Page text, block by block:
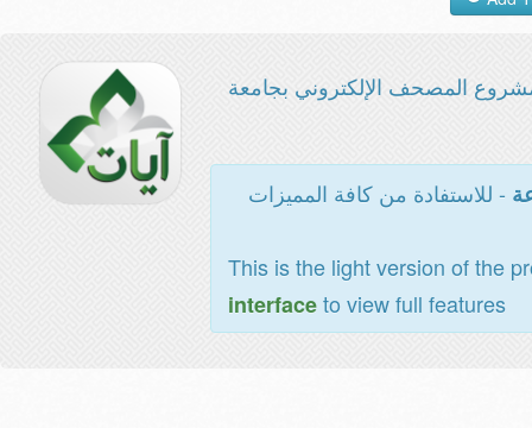
المصحف الإلكتروني بجامعة
- للاستفادة من كافة المميزات
This is the light version of the
interfaceto view full features